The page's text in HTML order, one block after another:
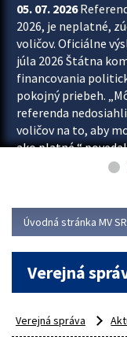
05. 07. 2026
2026, je neplatné,
voličov. Oficiálne
júla 2026 Štátna
financovania
pokojný priebeh.
referenda
voličov na to, aby
ako platné,“
a kontrolu
Úvodná stránka MV SR
Verejná
Verejná správa